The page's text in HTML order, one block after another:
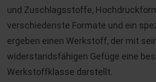
und Zuschlagsstoffe,
verschiedenste Formate und ein
ergeben einen Werkstoff, der mit
widerstandsfähigen Gefüge eine
Werkstoffklasse darstellt.